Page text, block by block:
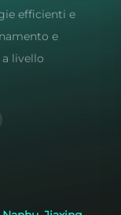
efficienti e
e
livello